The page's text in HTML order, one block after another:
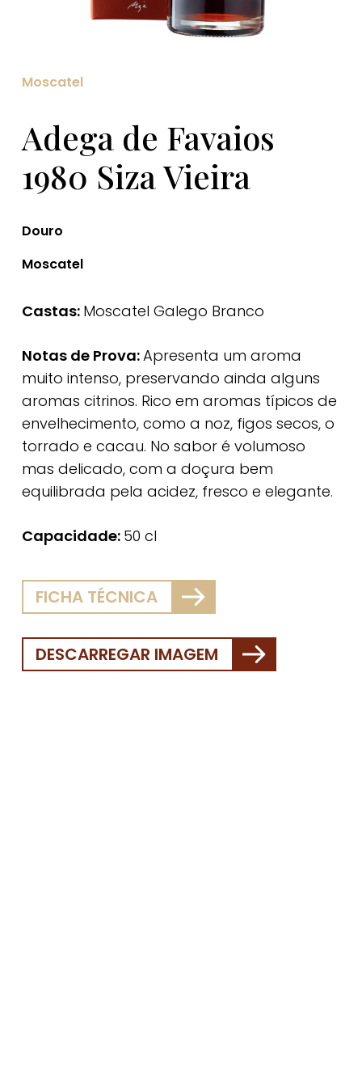
Moscatel
Adega de Favaios
1980 Siza Vieira
Douro
Moscatel
Castas: Moscatel Galego Branco
Notas de Prova:Apresenta um aroma
muito intenso, preservando ainda alguns
aromas citrinos. Rico em aromas típicos de
envelhecimento, como a noz, figos secos, o
torrado e cacau. No sabor é volumoso
mas delicado, com a doçura bem
equilibrada pela acidez, fresco e elegante.
Capacidade: 50 cl
FICHA TÉCNICA
DESCARREGAR IMAGEM